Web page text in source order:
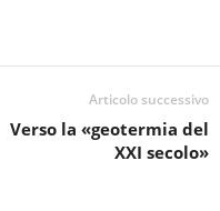
Articolo successivo
Verso la «geotermia del
XXI secolo»